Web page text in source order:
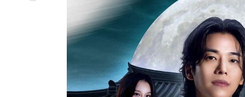
[속보]與최고위원 제주·인천 순회경선…박선원·최민희·서미화·
[속보]김민석, 與 전대 당원투표 누적 득표율 45.42%로 1위… 정
[속보]與 대표 경선 제주·인천 당원투표…金 47.75%·鄭
42.08%·宋 10.17%이강인 "아틀레티코 이적 기뻐…등번호 7번 의미보단 팀 위해 뛸
[속보]與 당대표 경선, 제주·인천 권리당원 투표 김민석 승리
낮 최고 35도 '무더위'…동해안 시간당 30㎜ '강한 비'[내일날씨]
[속보]이강인 "감독님이 원하는 마음 느꼈고, 많은 트로피 원해 아틀